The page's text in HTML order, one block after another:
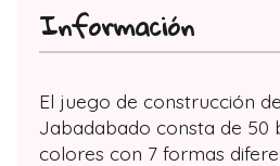
Información
El juego de construcción
Jabadabado consta de 50
colores con 7 formas